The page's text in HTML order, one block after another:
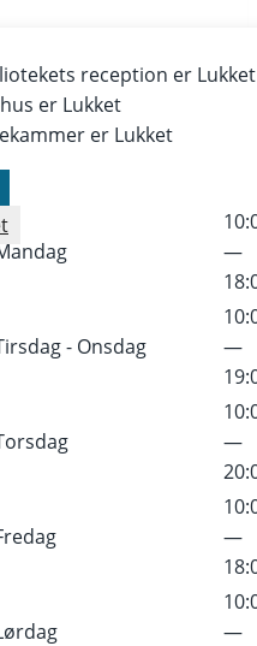
reception er Lukket
er Lukket
er Lukket
—
- Onsdag
—
—
—
—
om